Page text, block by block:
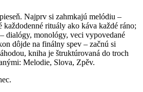
Najprv si zahmkajú melódiu –
každodenné rituály ako káva každé ráno;
dialógy, monológy, veci vypovedané
dôjde na finálny spev – začnú si
kniha je štruktúrovaná do troch
Melodie, Slova, Zpěv.